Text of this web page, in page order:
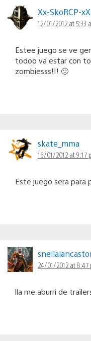
Xx-SkoRCP-xX
12/01/2012 at 5:33
Estee juego se ve
todoo va estar con
zombiesss!!! 🙂
skate_mma
16/01/2012 at 9:17
Este juego sera para
24/01/2012 at 8:47
lla me aburri de